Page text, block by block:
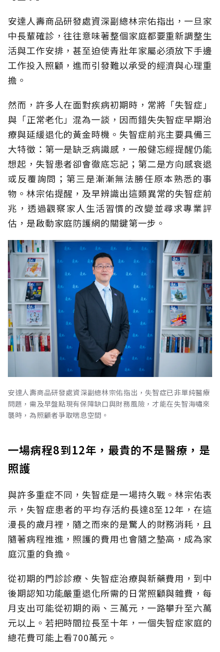
安達人壽商品研發處資深副總林宗佑指出，一旦家
中長輩確診，往往意味著整個家庭都要重新調整生
活與工作安排，甚至迫使青壯年家屬必須放下手邊
工作投入照顧，進而引發難以承受的經濟與心理重
擔。
然而，許多人在面對疾病初期時，常將「失智症」
與「正常老化」混為一談，因而錯失失智症早期治
療與延緩退化的黃金時機。失智症前兆主要具備三
大特徵：第一是缺乏病識感，一般健忘經提醒仍能
想起，失智患者卻會徹底忘記；第二是方向感衰退
或反覆詢問；第三是漸漸無法勝任原本熟悉的事
物。林宗佑提醒，及早辨識出這類異常的失智症前
兆，透過觀察家人生活習慣的改變並尋求專業評
估，是啟動家庭防護網的關鍵第一步。
安達人壽商品研發處資深副總林宗佑指出，失智症已非單純醫療
問題，需及早盤點現有保障缺口與財務風險，才能在失智海嘯來
襲時，為照顧者爭取喘息空間。
一場病程8到12年，最貴的不是醫療，是
照護
與許多重症不同，失智症是一場持久戰。林宗佑表
示，失智症患者的平均存活約長達8至12年，在這
漫長的歲月裡，隨之而來的是驚人的財務消耗，且
隨著病程推進，照護的費用也會隨之墊高，成為家
庭沉重的負擔。
從初期的門診診療、失智症治療與新藥費用，到中
後期認知功能嚴重退化所需的日常照顧與雜費，每
月支出可能從初期的兩、三萬元，一路攀升至六萬
元以上。若把時間拉長至十年，一個失智症家庭的
總花費可能上看700萬元。